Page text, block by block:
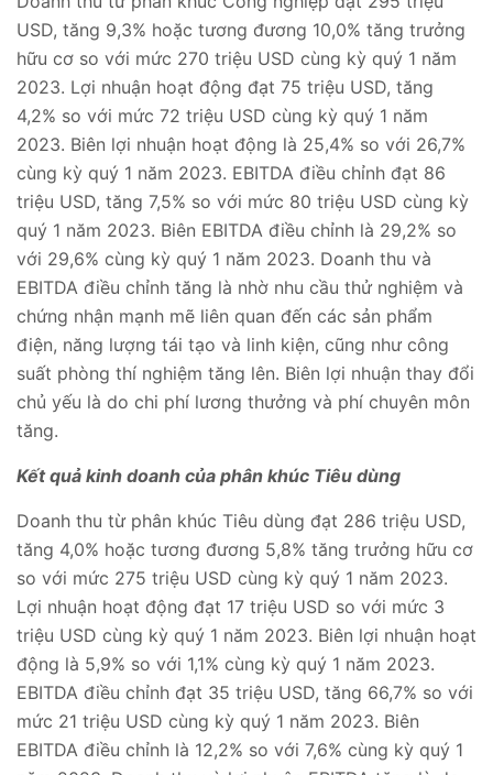
USD, tăng 9,3% hoặc tương đương 10,0% tăng trưởng
hữu cơ so với mức 270 triệu USD cùng kỳ quý 1 năm
2023. Lợi nhuận hoạt động đạt 75 triệu USD, tăng
4,2% so với mức 72 triệu USD cùng kỳ quý 1 năm
2023. Biên lợi nhuận hoạt động là 25,4% so với 26,7%
cùng kỳ quý 1 năm 2023. EBITDA điều chỉnh đạt 86
triệu USD, tăng 7,5% so với mức 80 triệu USD cùng kỳ
quý 1 năm 2023. Biên EBITDA điều chỉnh là 29,2% so
với 29,6% cùng kỳ quý 1 năm 2023. Doanh thu và
EBITDA điều chỉnh tăng là nhờ nhu cầu thử nghiệm và
chứng nhận mạnh mẽ liên quan đến các sản phẩm
điện, năng lượng tái tạo và linh kiện, cũng như công
suất phòng thí nghiệm tăng lên. Biên lợi nhuận thay đổi
chủ yếu là do chi phí lương thưởng và phí chuyên môn
tăng.
Kết quả kinh doanh của phân khúc Tiêu dùng
Doanh thu từ phân khúc Tiêu dùng đạt 286 triệu USD,
tăng 4,0% hoặc tương đương 5,8% tăng trưởng hữu cơ
so với mức 275 triệu USD cùng kỳ quý 1 năm 2023.
Lợi nhuận hoạt động đạt 17 triệu USD so với mức 3
triệu USD cùng kỳ quý 1 năm 2023. Biên lợi nhuận hoạt
động là 5,9% so với 1,1% cùng kỳ quý 1 năm 2023.
EBITDA điều chỉnh đạt 35 triệu USD, tăng 66,7% so với
mức 21 triệu USD cùng kỳ quý 1 năm 2023. Biên
EBITDA điều chỉnh là 12,2% so với 7,6% cùng kỳ quý 1